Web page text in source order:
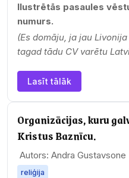
Ilustrētās pasaules
numurs.
(Es domāju, ja jau
tagad tādu CV varētu
Lasīt tālāk
Organizācijas, kuru
Kristus Baznīcu.
Autors: Andra Gustavsone |
reliģija